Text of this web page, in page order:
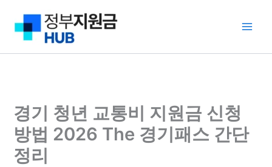
경기 청년 교통비 지원금 신청
방법 2026 The 경기패스 간단
정리